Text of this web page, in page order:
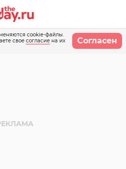
cookie-файлы.
свое согласие на их
Согласен